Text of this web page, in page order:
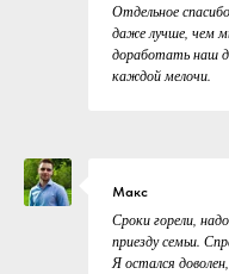
Отдельное
даже лучше, чем
доработать наш
каждой мелочи.
Макс
Сроки горели,
приезду семьи.
Я остался